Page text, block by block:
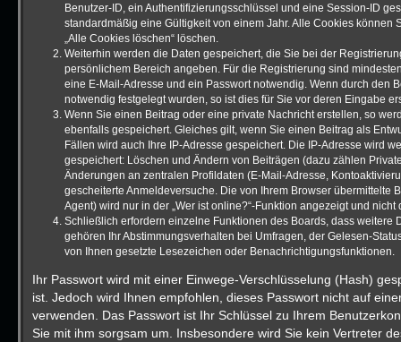
Benutzer-ID, ein Authentifizierungsschlüssel und eine Session-ID
standardmäßig eine Gültigkeit von einem Jahr. Alle Cookies können
„Alle Cookies löschen“ löschen.
Weiterhin werden die Daten gespeichert, die Sie bei der
persönlichem Bereich angeben. Für die Registrierung sind
eine E-Mail-Adresse und ein Passwort notwendig. Wenn durch den
notwendig festgelegt wurden, so ist dies für Sie vor deren Eingabe
Wenn Sie einen Beitrag oder eine private Nachricht erstellen, so
ebenfalls gespeichert. Gleiches gilt, wenn Sie einen Beitrag als
Fällen wird auch Ihre IP-Adresse gespeichert. Die IP-Adresse wird
gespeichert: Löschen und Ändern von Beiträgen (dazu zählen
Änderungen an zentralen Profildaten (E-Mail-Adresse,
gescheiterte Anmeldeversuche. Die von Ihrem Browser übermittelte
Agent) wird nur in der „Wer ist online?“-Funktion angezeigt und
Schließlich erfordern einzelne Funktionen des Boards, dass weitere
gehören Ihr Abstimmungsverhalten bei Umfragen, der Gelesen-
von Ihnen gesetzte Lesezeichen oder Benachrichtigungsfunktionen.
Ihr Passwort wird mit einer Einwege-Verschlüsselung (Hash)
ist. Jedoch wird Ihnen empfohlen, dieses Passwort nicht auf
verwenden. Das Passwort ist Ihr Schlüssel zu Ihrem
Sie mit ihm sorgsam um. Insbesondere wird Sie kein Vertreter